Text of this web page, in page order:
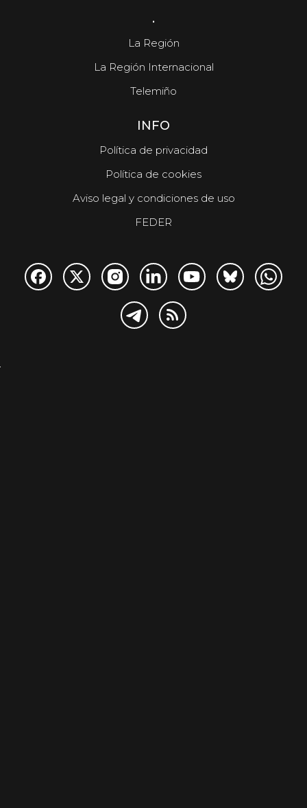
.
La Región
La Región Internacional
Telemiño
INFO
Política de privacidad
Política de cookies
Aviso legal y condiciones de uso
FEDER